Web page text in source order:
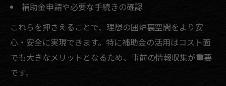
補助金申請や必要な手続きの確認
これらを押さえることで、理想の囲炉裏空間をより安
心・安全に実現できます。特に補助金の活用はコスト面
でも大きなメリットとなるため、事前の情報収集が重要
です。